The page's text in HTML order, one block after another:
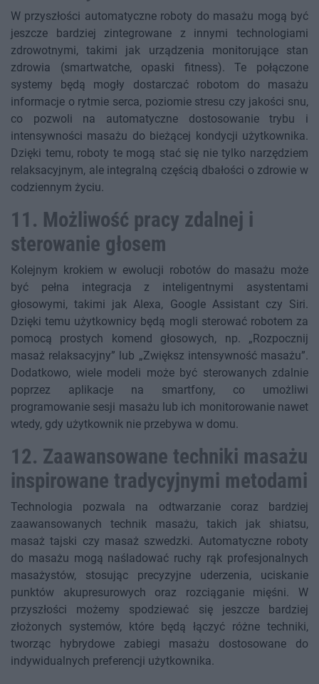
W przyszłości automatyczne roboty do masażu mogą być
jeszcze bardziej zintegrowane z innymi technologiami
zdrowotnymi, takimi jak urządzenia monitorujące stan
zdrowia (smartwatche, opaski fitness). Te połączone
systemy będą mogły dostarczać robotom do masażu
informacje o rytmie serca, poziomie stresu czy jakości snu,
co pozwoli na automatyczne dostosowanie trybu i
intensywności masażu do bieżącej kondycji użytkownika.
Dzięki temu, roboty te mogą stać się nie tylko narzędziem
relaksacyjnym, ale integralną częścią dbałości o zdrowie w
codziennym życiu.
11. Możliwość pracy zdalnej i
sterowanie głosem
Kolejnym krokiem w ewolucji robotów do masażu może
być pełna integracja z inteligentnymi asystentami
głosowymi, takimi jak Alexa, Google Assistant czy Siri.
Dzięki temu użytkownicy będą mogli sterować robotem za
pomocą prostych komend głosowych, np. „Rozpocznij
masaż relaksacyjny” lub „Zwiększ intensywność masażu”.
Dodatkowo, wiele modeli może być sterowanych zdalnie
poprzez aplikacje na smartfony, co umożliwi
programowanie sesji masażu lub ich monitorowanie nawet
wtedy, gdy użytkownik nie przebywa w domu.
12. Zaawansowane techniki masażu
inspirowane tradycyjnymi metodami
Technologia pozwala na odtwarzanie coraz bardziej
zaawansowanych technik masażu, takich jak shiatsu,
masaż tajski czy masaż szwedzki. Automatyczne roboty
do masażu mogą naśladować ruchy rąk profesjonalnych
masażystów, stosując precyzyjne uderzenia, uciskanie
punktów akupresurowych oraz rozciąganie mięśni. W
przyszłości możemy spodziewać się jeszcze bardziej
złożonych systemów, które będą łączyć różne techniki,
tworząc hybrydowe zabiegi masażu dostosowane do
indywidualnych preferencji użytkownika.